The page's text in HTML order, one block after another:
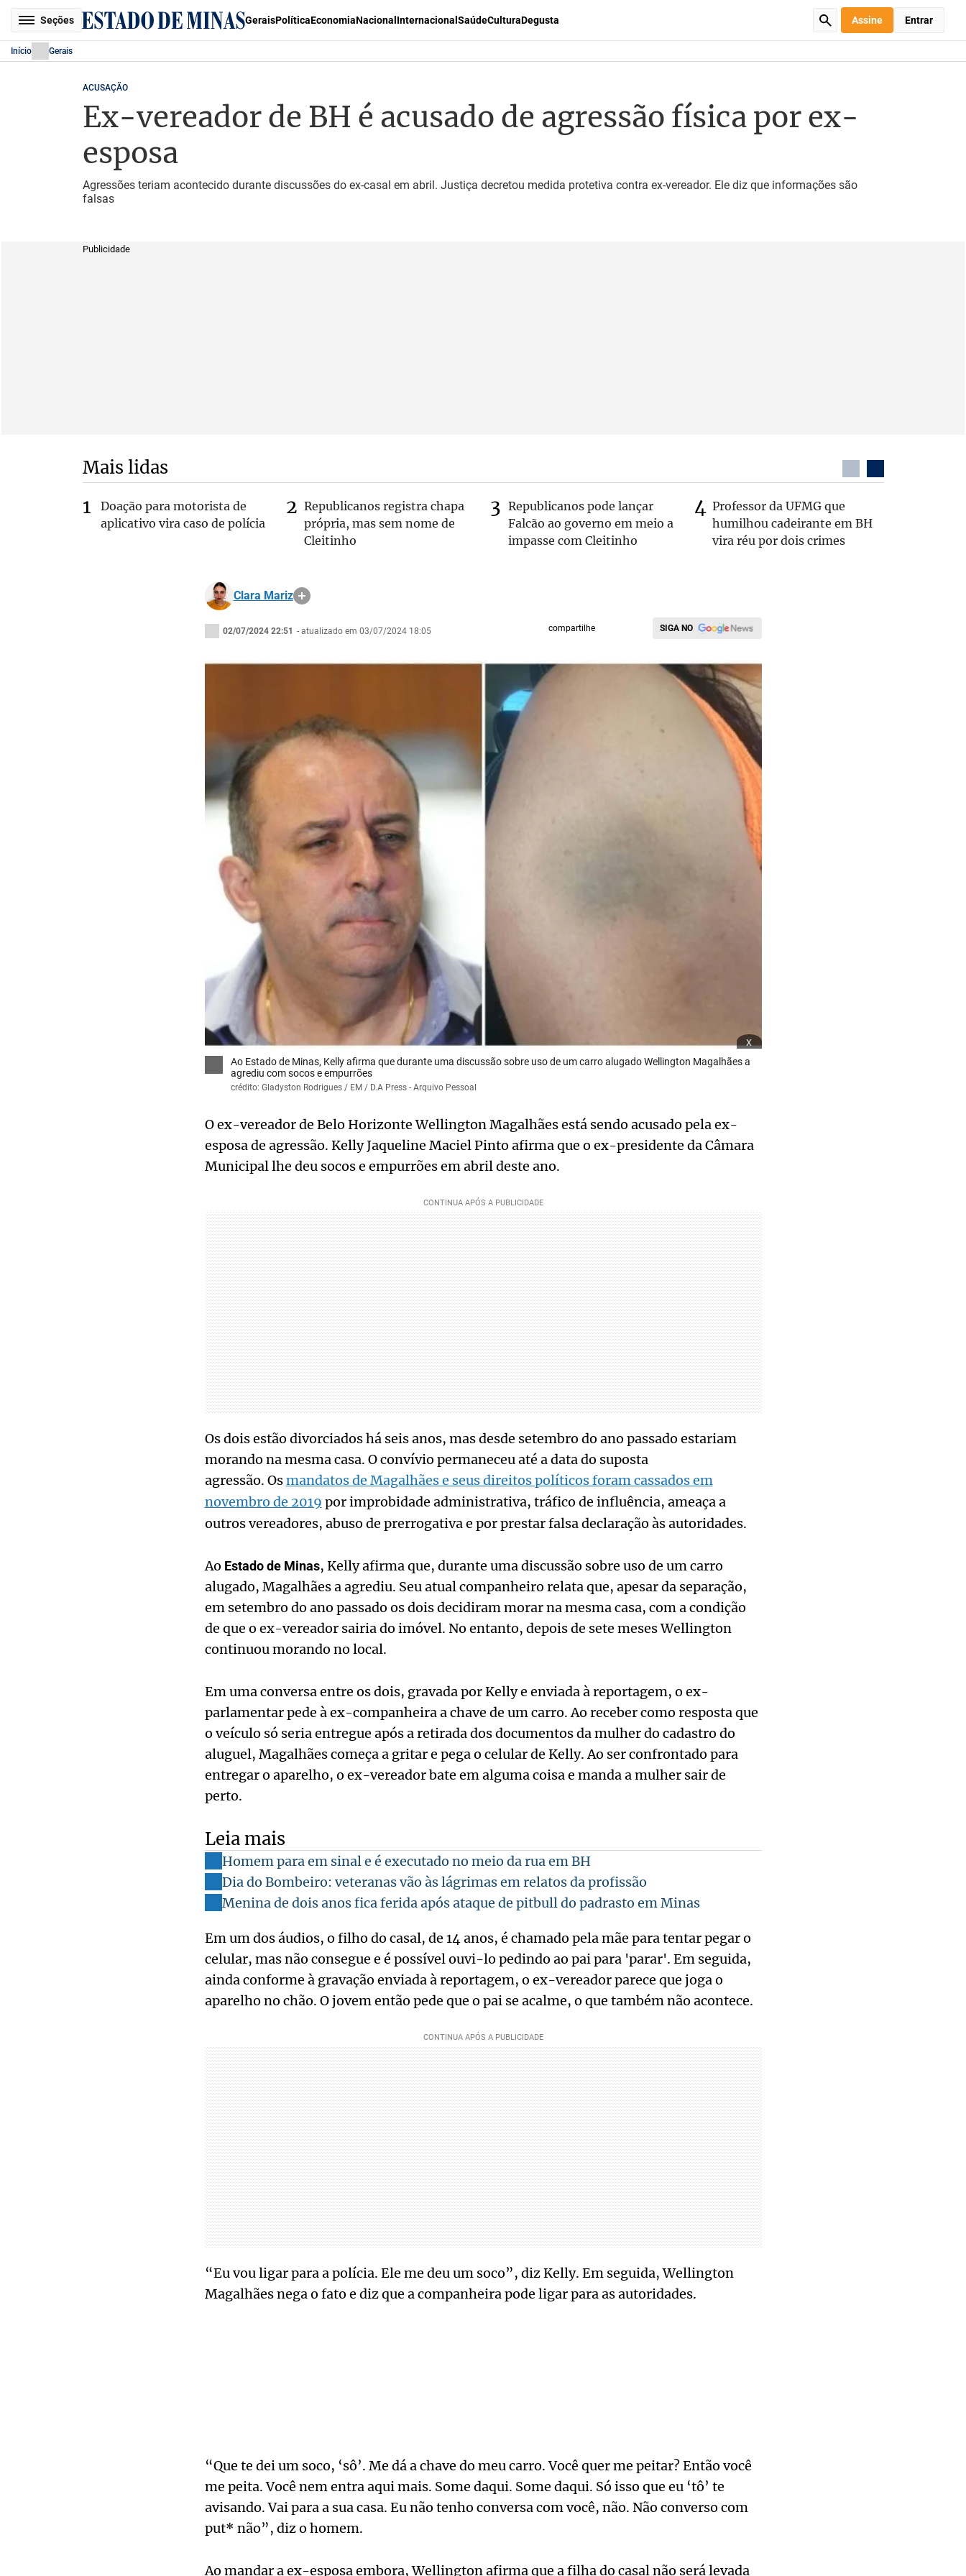
Seções GeraisPolíticaEconomiaNacional Internacional SaúdeCulturaDegusta Assine Entrar
Início Gerais
ACUSAÇÃO
Ex-vereador de BH é acusado de agressão física por ex-
esposa
Agressões teriam acontecido durante discussões do ex-casal em abril. Justiça decretou medida protetiva contra ex-vereador. Ele diz que informações são
falsas
Publicidade
Mais lidas
Doação para motorista de
aplicativo vira caso de polícia
Republicanos registra chapa
própria, mas sem nome de
Cleitinho
Republicanos pode lançar
Falcão ao governo em meio a
impasse com Cleitinho
Professor da UFMG que
humilhou cadeirante em BH
vira réu por dois crimes
Clara Mariz
02/07/2024 22:51 - atualizado em 03/07/2024 18:05 compartilhe SIGA NO
x
Ao Estado de Minas, Kelly afirma que durante uma discussão sobre uso de um carro alugado Wellington Magalhães a
agrediu com socos e empurrões
crédito: Gladyston Rodrigues / EM / D.A Press - Arquivo Pessoal
O ex-vereador de Belo Horizonte Wellington Magalhães está sendo acusado pela ex-
esposa de agressão. Kelly Jaqueline Maciel Pinto afirma que o ex-presidente da Câmara
Municipal lhe deu socos e empurrões em abril deste ano.
Os dois estão divorciados há seis anos, mas desde setembro do ano passado estariam
morando na mesma casa. O convívio permaneceu até a data do suposta
agressão. Osmandatos de Magalhães e seus direitos políticos foram cassados em
novembro de 2019 por improbidade administrativa, tráfico de influência, ameaça a
outros vereadores, abuso de prerrogativa e por prestar falsa declaração às autoridades.
Ao Estado de Minas, Kelly afirma que, durante uma discussão sobre uso de um carro
alugado, Magalhães a agrediu. Seu atual companheiro relata que, apesar da separação,
em setembro do ano passado os dois decidiram morar na mesma casa, com a condição
de que o ex-vereador sairia do imóvel. No entanto, depois de sete meses Wellington
continuou morando no local.
Em uma conversa entre os dois, gravada por Kelly e enviada à reportagem, o ex-
parlamentar pede à ex-companheira a chave de um carro. Ao receber como resposta que
o veículo só seria entregue após a retirada dos documentos da mulher do cadastro do
aluguel, Magalhães começa a gritar e pega o celular de Kelly. Ao ser confrontado para
entregar o aparelho, o ex-vereador bate em alguma coisa e manda a mulher sair de
perto.
Leia mais
Homem para em sinal e é executado no meio da rua em BH
Dia do Bombeiro: veteranas vão às lágrimas em relatos da profissão
Menina de dois anos fica ferida após ataque de pitbull do padrasto em Minas
Em um dos áudios, o filho do casal, de 14 anos, é chamado pela mãe para tentar pegar o
celular, mas não consegue e é possível ouvi-lo pedindo ao pai para 'parar'. Em seguida,
ainda conforme à gravação enviada à reportagem, o ex-vereador parece que joga o
aparelho no chão. O jovem então pede que o pai se acalme, o que também não acontece.
“Eu vou ligar para a polícia. Ele me deu um soco”, diz Kelly. Em seguida, Wellington
Magalhães nega o fato e diz que a companheira pode ligar para as autoridades.
“Que te dei um soco, ‘sô’. Me dá a chave do meu carro. Você quer me peitar? Então você
me peita. Você nem entra aqui mais. Some daqui. Some daqui. Só isso que eu ‘tô’ te
avisando. Vai para a sua casa. Eu não tenho conversa com você, não. Não converso com
put* não”, diz o homem.
Ao mandar a ex-esposa embora, Wellington afirma que a filha do casal não será levada